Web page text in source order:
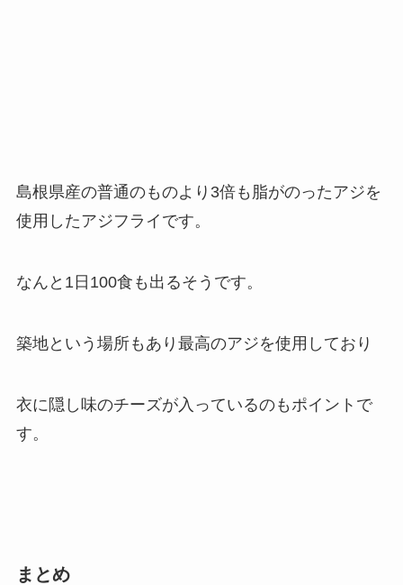
島根県産の普通のものより3倍も脂がのったアジを
使用したアジフライです。
なんと1日100食も出るそうです。
築地という場所もあり最高のアジを使用しており
衣に隠し味のチーズが入っているのもポイントで
す。
まとめ